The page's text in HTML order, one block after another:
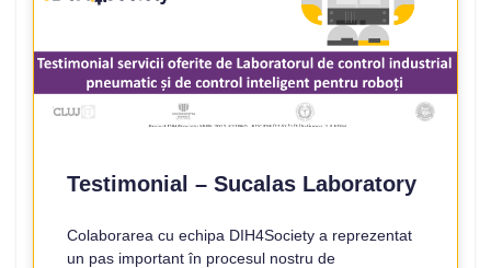
Testimonial – Sucalas Laboratory
Colaborarea cu echipa DIH4Society a reprezentat
un pas important în procesul nostru de